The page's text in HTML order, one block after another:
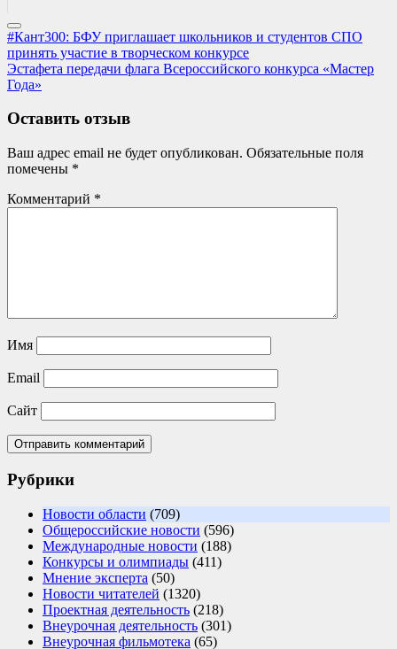
Навигация
по
записям
Previous
Post:
#Кант300: БФУ приглашает школьников и студентов СПО
принять участие в творческом конкурсе
Next
Post:
Эстафета передачи флага Всероссийского конкурса «Мастер
Года»
Оставить отзыв
Ваш адрес email не будет опубликован. Обязательные поля
помечены *
Комментарий *
Имя
Email
Сайт
Рубрики
Новости области (709)
Общероссийские новости (596)
Международные новости (188)
Конкурсы и олимпиады (411)
Мнение эксперта (50)
Новости читателей (1320)
Проектная деятельность (218)
Внеурочная деятельность (301)
Внеурочная фильмотека (65)